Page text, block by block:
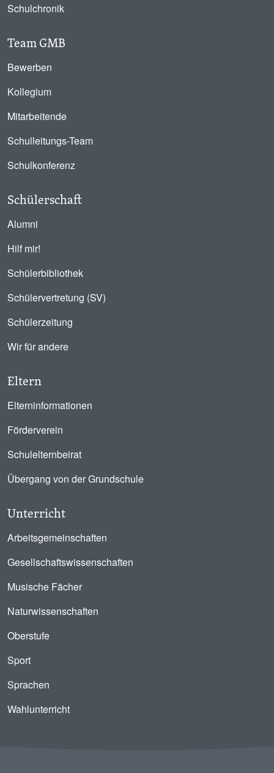
Schulchronik
Team GMB
Bewerben
Kollegium
Mitarbeitende
Schulleitungs-Team
Schulkonferenz
Schülerschaft
Alumni
Hilf mir!
Schülerbibliothek
Schülervertretung (SV)
Schülerzeitung
Wir für andere
Eltern
Elterninformationen
Förderverein
Schulelternbeirat
Übergang von der Grundschule
Unterricht
Arbeitsgemeinschaften
Gesellschaftswissenschaften
Musische Fächer
Naturwissenschaften
Oberstufe
Sport
Sprachen
Wahlunterricht